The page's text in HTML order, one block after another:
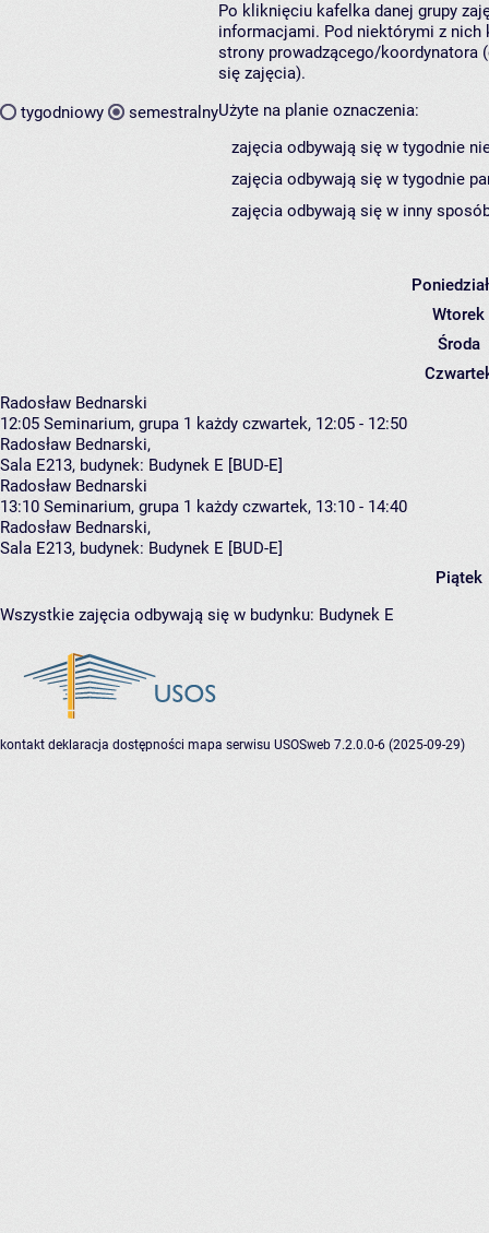
tygodniowy semestralny
Po kliknięciu kafelka danej grupy
informacjami. Pod niektórymi z nich
strony prowadzącego/koordynatora
się zajęcia).
Użyte na planie oznaczenia:
zajęcia odbywają się w tygodnie
zajęcia odbywają się w tygodnie
zajęcia odbywają się w inny
Wtorek
Środa
Radosław Bednarski
12:05 Seminarium, grupa 1 każdy czwartek, 12:05 - 12:50
Radosław Bednarski,
Sala E213, budynek: Budynek E [BUD-E]
Radosław Bednarski
13:10 Seminarium, grupa 1 każdy czwartek, 13:10 - 14:40
Radosław Bednarski,
Sala E213, budynek: Budynek E [BUD-E]
Piątek
Wszystkie zajęcia odbywają się w budynku: Budynek E
kontakt deklaracja dostępności mapa serwisu USOSweb 7.2.0.0-6 (2025-09-29)